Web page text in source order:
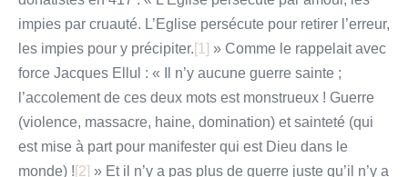
impies par cruauté. L’Eglise persécute pour retirer l’erreur,
les impies pour y précipiter.[1] » Comme le rappelait avec
force Jacques Ellul : « Il n’y aucune guerre sainte ;
l’accolement de ces deux mots est monstrueux ! Guerre
(violence, massacre, haine, domination) et sainteté (qui
est mise à part pour manifester qui est Dieu dans le
monde) ![2] » Et il n’y a pas plus de guerre juste qu’il n’y a